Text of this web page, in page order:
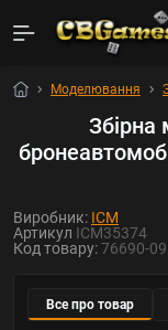
Моделювання
Збірна
Виробник: ICM
Артикул ICM35374
Код товару:76690-09
Все про товар